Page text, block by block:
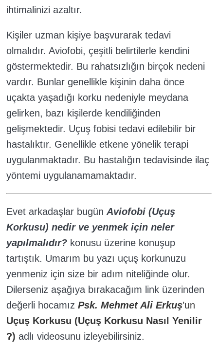
ihtimalinizi azaltır.
Kişiler uzman kişiye başvurarak tedavi
olmalıdır. Aviofobi, çeşitli belirtilerle kendini
göstermektedir. Bu rahatsızlığın birçok nedeni
vardır. Bunlar genellikle kişinin daha önce
uçakta yaşadığı korku nedeniyle meydana
gelirken, bazı kişilerde kendiliğinden
gelişmektedir. Uçuş fobisi tedavi edilebilir bir
hastalıktır. Genellikle etkene yönelik terapi
uygulanmaktadır. Bu hastalığın tedavisinde ilaç
yöntemi uygulanamamaktadır.
Evet arkadaşlar bugün Aviofobi (Uçuş
Korkusu) nedir ve yenmek için neler
yapılmalıdır? konusu üzerine konuşup
tartıştık. Umarım bu yazı uçuş korkunuzu
yenmeniz için size bir adım niteliğinde olur.
Dilerseniz aşağıya bırakacağım link üzerinden
değerli hocamız Psk. Mehmet Ali Erkuş’un
Uçuş Korkusu (Uçuş Korkusu Nasıl Yenilir
?) adlı videosunu izleyebilirsiniz.